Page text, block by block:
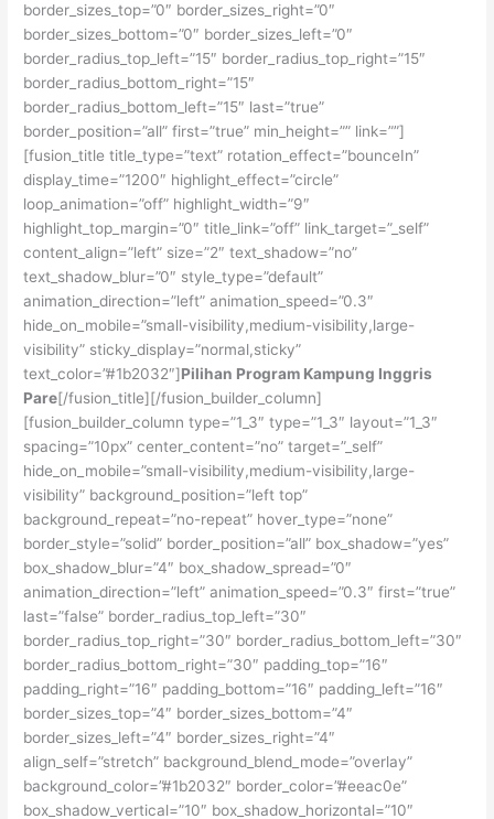
border_sizes_top=”0″ border_sizes_right=”0″
border_sizes_bottom=”0″ border_sizes_left=”0″
border_radius_top_left=”15″ border_radius_top_right=”15″
border_radius_bottom_right=”15″
border_radius_bottom_left=”15″ last=”true”
border_position=”all” first=”true” min_height=”” link=””]
[fusion_title title_type=”text” rotation_effect=”bounceIn”
display_time=”1200″ highlight_effect=”circle”
loop_animation=”off” highlight_width=”9″
highlight_top_margin=”0″ title_link=”off” link_target=”_self”
content_align=”left” size=”2″ text_shadow=”no”
text_shadow_blur=”0″ style_type=”default”
animation_direction=”left” animation_speed=”0.3″
hide_on_mobile=”small-visibility,medium-visibility,large-
visibility” sticky_display=”normal,sticky”
text_color=”#1b2032″]Pilihan Program Kampung Inggris
Pare[/fusion_title][/fusion_builder_column]
[fusion_builder_column type=”1_3″ type=”1_3″ layout=”1_3″
spacing=”10px” center_content=”no” target=”_self”
hide_on_mobile=”small-visibility,medium-visibility,large-
visibility” background_position=”left top”
background_repeat=”no-repeat” hover_type=”none”
border_style=”solid” border_position=”all” box_shadow=”yes”
box_shadow_blur=”4″ box_shadow_spread=”0″
animation_direction=”left” animation_speed=”0.3″ first=”true”
last=”false” border_radius_top_left=”30″
border_radius_top_right=”30″ border_radius_bottom_left=”30″
border_radius_bottom_right=”30″ padding_top=”16″
padding_right=”16″ padding_bottom=”16″ padding_left=”16″
border_sizes_top=”4″ border_sizes_bottom=”4″
border_sizes_left=”4″ border_sizes_right=”4″
align_self=”stretch” background_blend_mode=”overlay”
background_color=”#1b2032″ border_color=”#eeac0e”
box_shadow_vertical=”10″ box_shadow_horizontal=”10″